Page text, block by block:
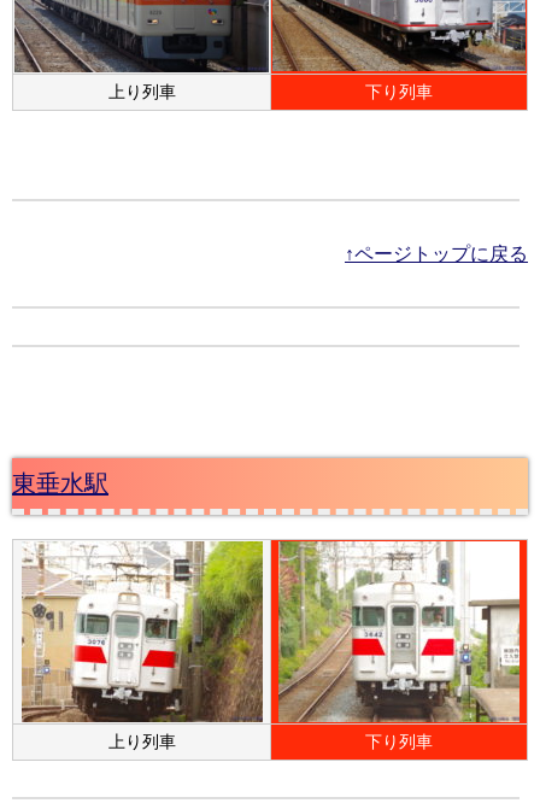
上り列車 下り列車
↑ページトップに戻る
東垂水駅
上り列車 下り列車